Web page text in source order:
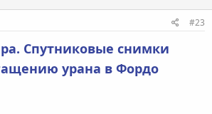
#23
Спутниковые снимки
урана в Фордо